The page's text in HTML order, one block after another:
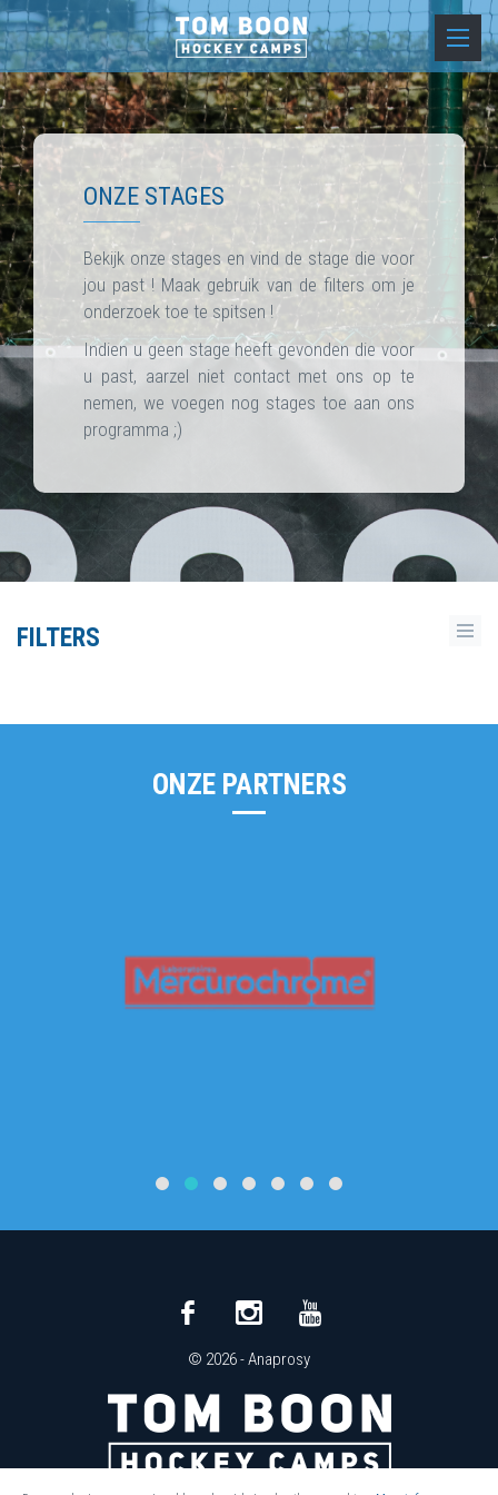
ONZE STAGES
Bekijk onze stages en vind de stage die voor
jou past ! Maak gebruik van de filters om je
onderzoek toe te spitsen !
Indien u geen stage heeft gevonden die voor
u past, aarzel niet contact met ons op te
nemen, we voegen nog stages toe aan ons
programma ;)
FILTERS
ONZE PARTNERS
© 2026 -Anaprosy